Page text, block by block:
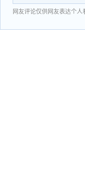
网友评论仅供网友表达个